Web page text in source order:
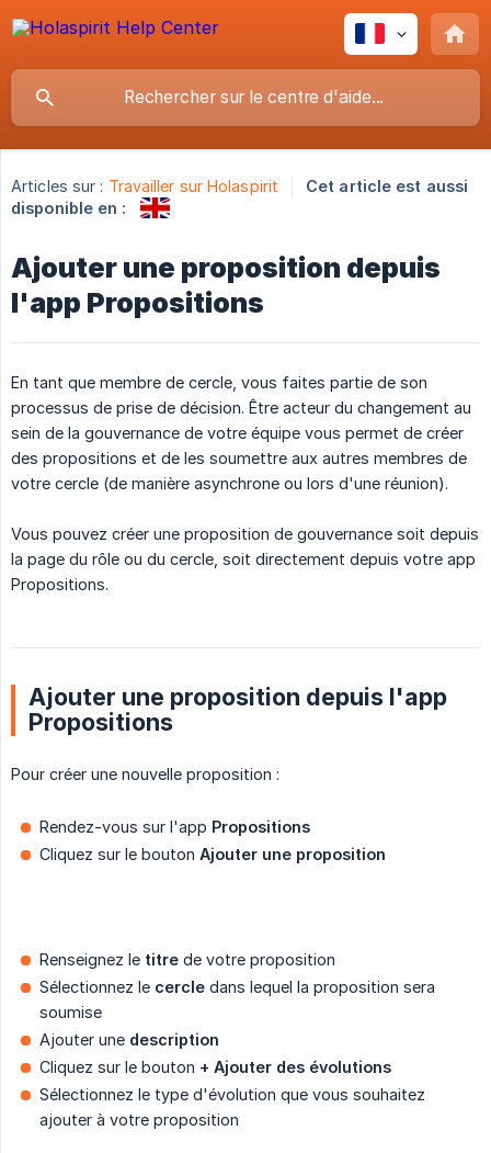
Articles sur : Travailler sur Holaspirit
Cet article est aussi
disponible en :
Ajouter une proposition depuis
l'app Propositions
En tant que membre de cercle, vous faites partie de son
processus de prise de décision. Être acteur du changement au
sein de la gouvernance de votre équipe vous permet de créer
des propositions et de les soumettre aux autres membres de
votre cercle (de manière asynchrone ou lors d'une réunion).
Vous pouvez créer une proposition de gouvernance soit depuis
la page du rôle ou du cercle, soit directement depuis votre app
Propositions.
Ajouter une proposition depuis l'app
Propositions
Pour créer une nouvelle proposition :
Rendez-vous sur l'app Propositions
Cliquez sur le bouton Ajouter une proposition
Renseignez le titre de votre proposition
Sélectionnez le cercle dans lequel la proposition sera
soumise
Ajouter une description
Cliquez sur le bouton + Ajouter des évolutions
Sélectionnez le type d'évolution que vous souhaitez
ajouter à votre proposition